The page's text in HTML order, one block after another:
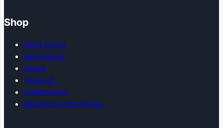
Shop
Mein Konto
Warenkorb
Kasse
Versand
Lieferstatus
Bestellung stornieren